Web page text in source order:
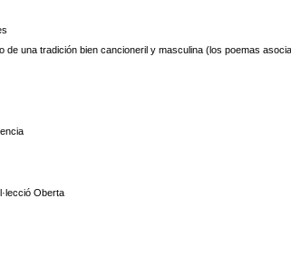
de una tradición bien cancioneril y masculina (los poemas
Oberta